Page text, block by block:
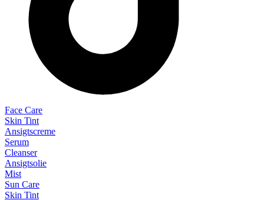
Face Care
Skin Tint
Ansigtscreme
Serum
Cleanser
Ansigtsolie
Mist
Sun Care
Skin Tint